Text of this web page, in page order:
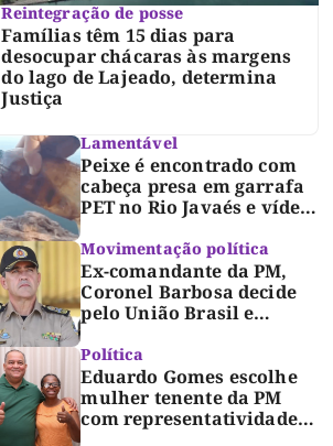
Reintegração de posse
Famílias têm 15 dias para
desocupar chácaras às margens
do lago de Lajeado, determina
Justiça
Lamentável
Peixe é encontrado com
cabeça presa em garrafa
PET no Rio Javaés e vídeo
lixo nos rios
Movimentação política
Ex-comandante da PM,
Coronel Barbosa decide
pelo União Brasil e
Dorinha
Política
Eduardo Gomes escolhe
mulher tenente da PM
com representatividade e